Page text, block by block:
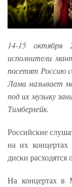
14-15 октября
исполнители
посетят Россию
Лама называет
под их музыку
Тимберлейк.
Российские
на их
диски
На концертах